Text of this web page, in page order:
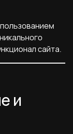
сайта.
и